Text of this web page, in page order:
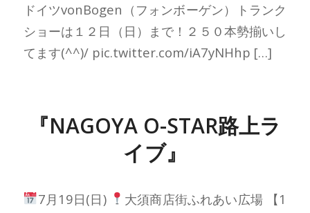
ドイツvonBogen（フォンボーゲン）トランク
ショーは１２日（日）まで！２５０本勢揃いし
てます(^^)/ pic.twitter.com/iA7yNHhp […]
『NAGOYA O-STAR路上ラ
イブ』
7月19日(日)
大須商店街ふれあい広場 【1